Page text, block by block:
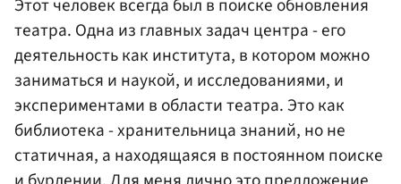
Этот человек всегда был в поиске обновления
театра. Одна из главных задач центра - его
деятельность как института, в котором можно
заниматься и наукой, и исследованиями, и
экспериментами в области театра. Это как
библиотека - хранительница знаний, но не
статичная, а находящаяся в постоянном поиске